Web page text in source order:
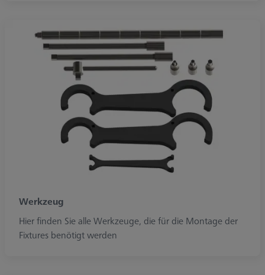
Werkzeug
Hier finden Sie alle Werkzeuge, die für die Montage der
Fixtures benötigt werden